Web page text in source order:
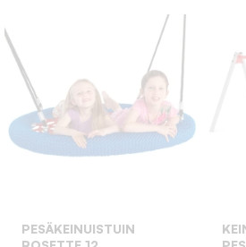
PESÄKEINUISTUIN